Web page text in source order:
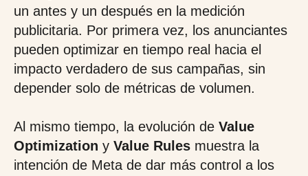
un antes y un después en la medición
publicitaria. Por primera vez, los anunciantes
pueden optimizar en tiempo real hacia el
impacto verdadero de sus campañas, sin
depender solo de métricas de volumen.
Al mismo tiempo, la evolución de Value
Optimization y Value Rules muestra la
intención de Meta de dar más control a los